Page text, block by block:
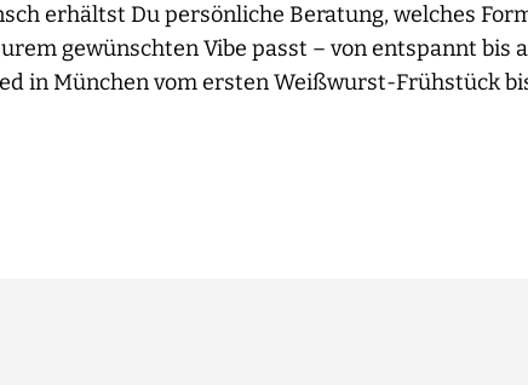
erhältst Du persönliche Beratung, welches
gewünschten Vibe passt – von entspannt bis
in München vom ersten Weißwurst-Frühstück